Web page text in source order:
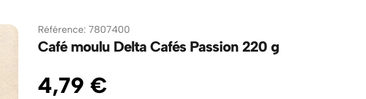
Référence: 7807400
Café moulu Delta Cafés Passion 220 g
4,79 €